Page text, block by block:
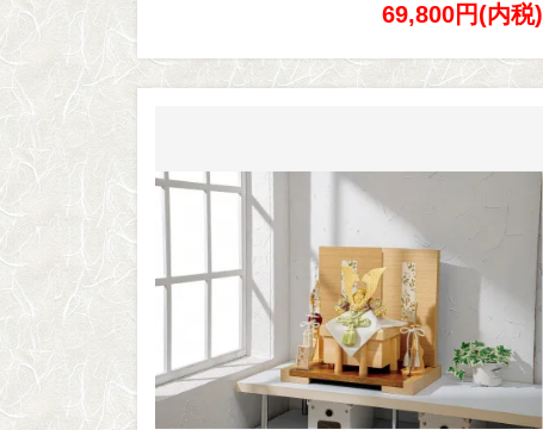
69,800円(内税)